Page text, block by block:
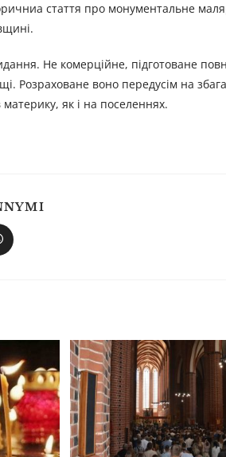
стаття про монументальне
Не комерційне, підготоване
Розраховане воно передусім на
як і на поселеннях.